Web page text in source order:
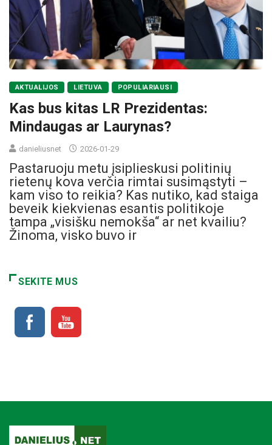
AKTUALIJOS LIETUVA POPULIARIAUSI
Kas bus kitas LR Prezidentas:
Mindaugas ar Laurynas?
danieliusnet 2026-01-29
Pastaruoju metu įsiplieskusi politinių
rietenų kova verčia rimtai susimąstyti –
kam viso to reikia? Kas nutiko, kad staiga
beveik kiekvienas esantis politikoje
tampa „visišku nemokša“ ar net kvailiu?
Žinoma, visko buvo ir
SEKITE MUS